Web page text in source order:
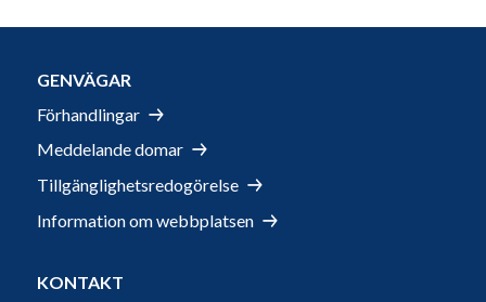
GENVÄGAR
Förhandlingar
Meddelande domar
Tillgänglighetsredogörelse
Information om webbplatsen
KONTAKT